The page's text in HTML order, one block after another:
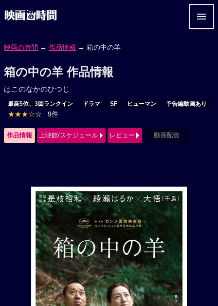
映画の時間 → 作品情報 → 箱の中の羊
箱の中の羊 作品情報
はこのなかのひつじ
最高5位、3回ランクイン ドラマ SF ヒューマン 予告編動画あり
★★★☆☆ 9件
作品情報 上映館/スケジュール レビュー 動画配信